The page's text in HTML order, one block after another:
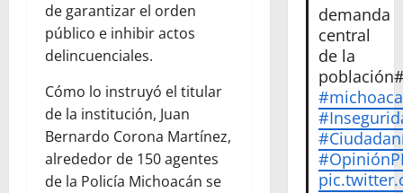
de garantizar el orden
público e inhibir actos
delincuenciales.
Cómo lo instruyó el titular
de la institución, Juan
Bernardo Corona Martínez,
alrededor de 150 agentes
de la Policía Michoacán se
demanda
central
de la